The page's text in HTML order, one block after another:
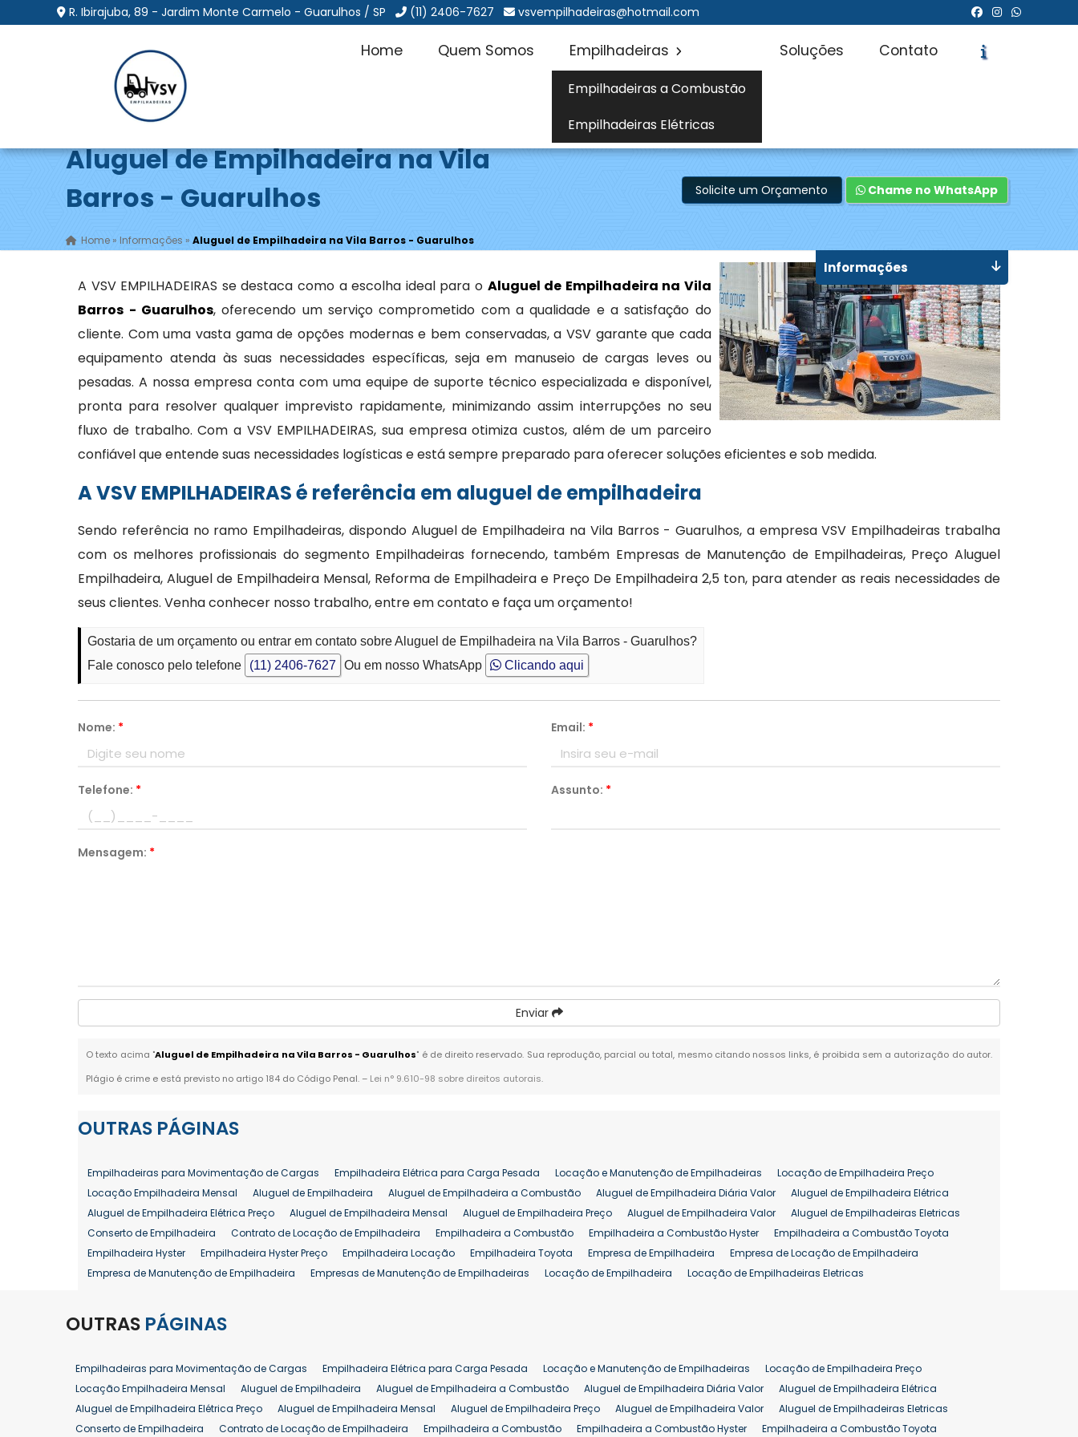
R. Ibirajuba, 89 - Jardim Monte Carmelo - Guarulhos / SP (11) 2406-7627 vsvempilhadeiras@hotmail.com
Home Quem Somos Empilhadeiras
Empilhadeiras a Combustão
Empilhadeiras Elétricas
Soluções Contato
Aluguel de Empilhadeira na Vila
Barros - Guarulhos
Home »Informações »Aluguel de Empilhadeira na Vila Barros - Guarulhos
Solicite um Orçamento Chame no WhatsApp
A VSV EMPILHADEIRAS se destaca como a escolha ideal para o Aluguel de Empilhadeira na Vila
Barros - Guarulhos, oferecendo um serviço comprometido com a qualidade e a satisfação do
cliente. Com uma vasta gama de opções modernas e bem conservadas, a VSV garante que cada
equipamento atenda às suas necessidades específicas, seja em manuseio de cargas leves ou
pesadas. A nossa empresa conta com uma equipe de suporte técnico especializada e disponível,
pronta para resolver qualquer imprevisto rapidamente, minimizando assim interrupções no seu
fluxo de trabalho. Com a VSV EMPILHADEIRAS, sua empresa otimiza custos, além de um parceiro
confiável que entende suas necessidades logísticas e está sempre preparado para oferecer soluções eficientes e sob medida.
A VSV EMPILHADEIRAS é referência em aluguel de empilhadeira
Sendo referência no ramo Empilhadeiras, dispondo Aluguel de Empilhadeira na Vila Barros - Guarulhos, a empresa VSV Empilhadeiras trabalha
com os melhores profissionais do segmento Empilhadeiras fornecendo, também Empresas de Manutenção de Empilhadeiras, Preço Aluguel
Empilhadeira, Aluguel de Empilhadeira Mensal, Reforma de Empilhadeira e Preço De Empilhadeira 2,5 ton, para atender as reais necessidades de
seus clientes. Venha conhecer nosso trabalho, entre em contato e faça um orçamento!
Gostaria de um orçamento ou entrar em contato sobre Aluguel de Empilhadeira na Vila Barros - Guarulhos?
Fale conosco pelo telefone
(11) 2406-7627 Ou em nosso WhatsApp Clicando aqui
Nome: * Email: *
Telefone: * Assunto: *
Mensagem: *
Enviar
O texto acima "Aluguel de Empilhadeira na Vila Barros - Guarulhos" é de direito reservado. Sua reprodução, parcial ou total, mesmo citando nossos links, é proibida sem a autorização do autor.
Plágio é crime e está previsto no artigo 184 do Código Penal. – Lei n° 9.610-98 sobre direitos autorais.
Informações
OUTRAS PÁGINAS
Empilhadeiras para Movimentação de Cargas Empilhadeira Elétrica para Carga Pesada Locação e Manutenção de Empilhadeiras
Locação de Empilhadeira Preço
Locação Empilhadeira Mensal
Aluguel de Empilhadeira Aluguel de Empilhadeira a Combustão Aluguel de Empilhadeira Diária Valor
Aluguel de Empilhadeira Elétrica
Aluguel de Empilhadeira Elétrica Preço
Aluguel de Empilhadeira Mensal Aluguel de Empilhadeira Preço Aluguel de Empilhadeira Valor
Aluguel de Empilhadeiras Eletricas
Conserto de Empilhadeira
Contrato de Locação de Empilhadeira Empilhadeira a Combustão Empilhadeira a Combustão Hyster
Empilhadeira a Combustão Toyota
Empilhadeira Hyster
Empilhadeira Hyster Preço Empilhadeira Locação Empilhadeira Toyota Empresa de Empilhadeira
Empresa de Locação de Empilhadeira
Empresa de Manutenção de Empilhadeira
Empresas de Manutenção de Empilhadeiras Locação de Empilhadeira
Locação de Empilhadeiras Eletricas
Manutenção em Empilhadeiras
Reforma de Empilhadeira
Aluguel de Empilhadeira 25 ton
Locação de Empilhadeira 25 ton Comprar Empilhadeira 25 ton Empilhadeira a Combustão 25 ton
Preço de Empilhadeira 25 ton
Venda Empilhadeiras 25 ton
OUTRAS PÁGINAS
Empilhadeiras para Movimentação de Cargas Empilhadeira Elétrica para Carga Pesada Locação e Manutenção de Empilhadeiras
Locação de Empilhadeira Preço
Locação Empilhadeira Mensal
Aluguel de Empilhadeira Aluguel de Empilhadeira a Combustão Aluguel de Empilhadeira Diária Valor
Aluguel de Empilhadeira Elétrica
Aluguel de Empilhadeira Elétrica Preço
Aluguel de Empilhadeira Mensal Aluguel de Empilhadeira Preço Aluguel de Empilhadeira Valor
Aluguel de Empilhadeiras Eletricas
Conserto de Empilhadeira
Contrato de Locação de Empilhadeira Empilhadeira a Combustão Empilhadeira a Combustão Hyster
Empilhadeira a Combustão Toyota